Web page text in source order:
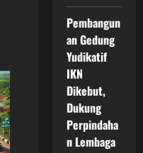
Pembangun
an Gedung
Yudikatif
IKN
Dikebut,
Dukung
Perpindaha
n Lembaga